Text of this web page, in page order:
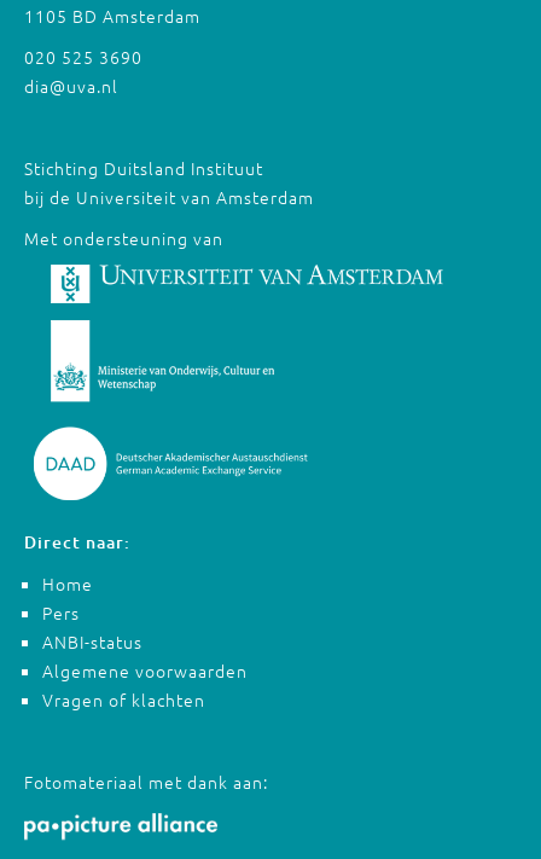
1105 BD Amsterdam
020 525 3690
dia@uva.nl
Stichting Duitsland Instituut
bij de Universiteit van Amsterdam
Met ondersteuning van
Direct naar:
Home
Pers
ANBI-status
Algemene voorwaarden
Vragen of klachten
Fotomateriaal met dank aan: